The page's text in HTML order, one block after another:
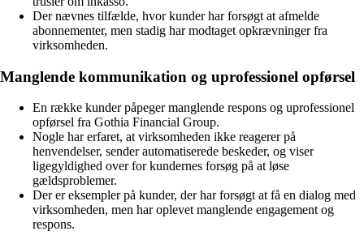
Der nævnes tilfælde, hvor kunder har forsøgt at afmelde
abonnementer, men stadig har modtaget opkrævninger fra
virksomheden.
Manglende kommunikation og uprofessionel opførsel
En række kunder påpeger manglende respons og uprofessionel
opførsel fra Gothia Financial Group.
Nogle har erfaret, at virksomheden ikke reagerer på
henvendelser, sender automatiserede beskeder, og viser
ligegyldighed over for kundernes forsøg på at løse
gældsproblemer.
Der er eksempler på kunder, der har forsøgt at få en dialog med
virksomheden, men har oplevet manglende engagement og
respons.